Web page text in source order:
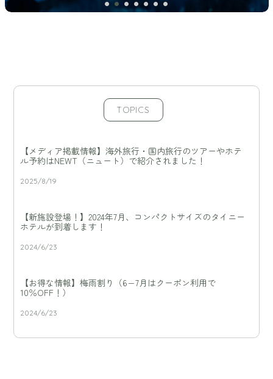
TOPICS
【メディア掲載情報】海外旅行・国内旅行のツアーやホテ
ル予約はNEWT（ニュート）で紹介されました！
2025/8/19
【新施設登場！】2024年7月、コンパクトサイズのタイニー
ホテルが到着します！
2024/6/23
【お得な情報】梅雨割り（6−7月はクーポン利用で
10％OFF！）
2024/6/23